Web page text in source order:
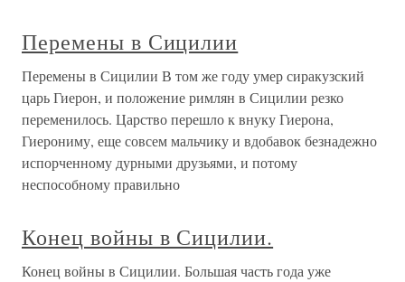
Перемены в Сицилии
Перемены в Сицилии В том же году умер сиракузский
царь Гиерон, и положение римлян в Сицилии резко
переменилось. Царство перешло к внуку Гиерона,
Гиерониму, еще совсем мальчику и вдобавок безнадежно
испорченному дурными друзьями, и потому
неспособному правильно
Конец войны в Сицилии.
Конец войны в Сицилии. Большая часть года уже